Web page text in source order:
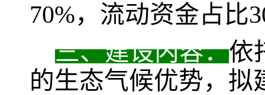
70%，流动资金占比
三、建设内容：依
的生态气候优势，拟